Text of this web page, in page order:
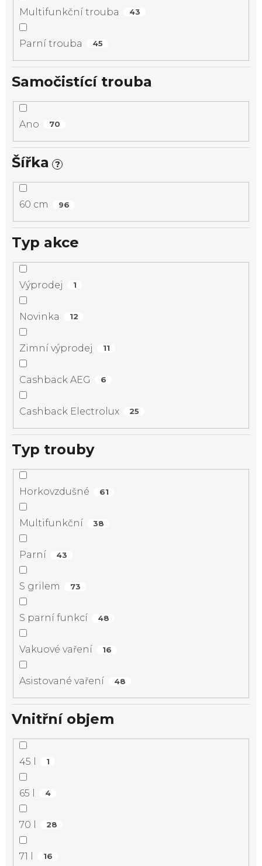
Multifunkční trouba 43
Parní trouba 45
Samočistící trouba
Ano 70
Šířka ?
60 cm 96
Typ akce
Výprodej 1
Novinka 12
Zimní výprodej 11
Cashback AEG 6
Cashback Electrolux 25
Typ trouby
Horkovzdušné 61
Multifunkční 38
Parní 43
S grilem 73
S parní funkcí 48
Vakuové vaření 16
Asistované vaření 48
Vnitřní objem
45 l 1
65 l 4
70 l 28
71 l 16